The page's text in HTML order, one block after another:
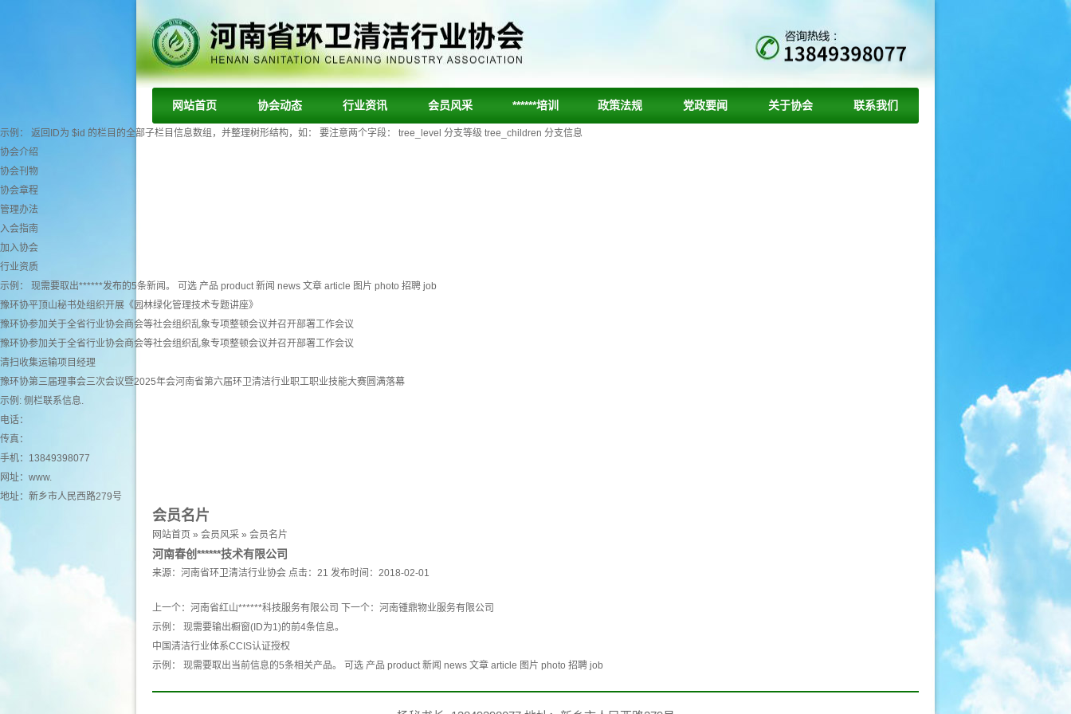
网站首页 协会动态 行业资讯 会员风采 ******培训 政策法规 党政要闻 关于协会 联系我们
示例： 返回ID为 $id 的栏目的全部子栏目信息数组，并整理树形结构，如： 要注意两个字段： tree_level 分支等级 tree_children 分支信息
协会介绍
协会刊物
协会章程
管理办法
入会指南
加入协会
行业资质
示例： 现需要取出******发布的5条新闻。 可选 产品 product 新闻 news 文章 article 图片 photo 招聘 job
豫环协平顶山秘书处组织开展《园林绿化管理技术专题讲座》
豫环协参加关于全省行业协会商会等社会组织乱象专项整顿会议并召开部署工作会议
豫环协参加关于全省行业协会商会等社会组织乱象专项整顿会议并召开部署工作会议
清扫收集运输项目经理
豫环协第三届理事会三次会议暨2025年会河南省第六届环卫清洁行业职工职业技能大赛圆满落幕
示例: 侧栏联系信息.
电话：
传真：
手机：13849398077
网址： www.
地址：新乡市人民西路279号
会员名片
网站首页 » 会员风采 » 会员名片
河南春创******技术有限公司
来源： 河南省环卫清洁行业协会 点击：21 发布时间：2018-02-01
上一个： 河南省红山******科技服务有限公司 下一个： 河南锺鼎物业服务有限公司
示例： 现需要输出橱窗(ID为1)的前4条信息。
中国清洁行业体系CCIS认证授权
示例： 现需要取出当前信息的5条相关产品。 可选 产品 product 新闻 news 文章 article 图片 photo 招聘 job